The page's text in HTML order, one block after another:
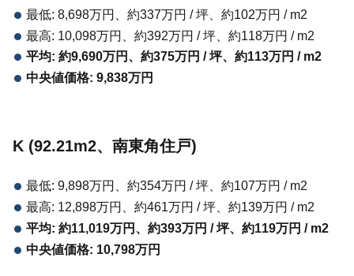
最低: 8,698万円、約337万円 / 坪、約102万円 / m2
最高: 10,098万円、約392万円 / 坪、約118万円 / m2
平均: 約9,690万円、約375万円 / 坪、約113万円 / m2
中央値価格: 9,838万円
K (92.21m2、南東角住戸)
最低: 9,898万円、約354万円 / 坪、約107万円 / m2
最高: 12,898万円、約461万円 / 坪、約139万円 / m2
平均: 約11,019万円、約393万円 / 坪、約119万円 / m2
中央値価格: 10,798万円